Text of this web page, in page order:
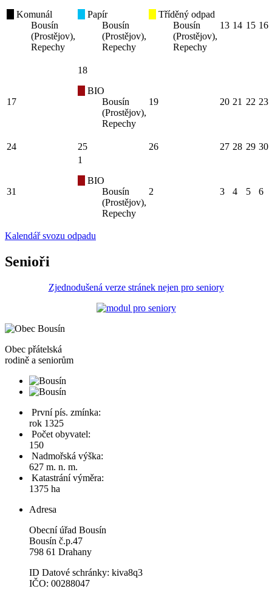
Komunál
Bousín
(Prostějov),
Repechy
Papír
Bousín
(Prostějov),
Repechy
Tříděný odpad
Bousín
(Prostějov),
Repechy
13 14 15 16
17
18
BIO
Bousín
(Prostějov),
Repechy
19 20 21 22 23
24 25 26 27 28 29 30
31
1
BIO
Bousín
(Prostějov),
Repechy
2 3 4 5 6
Kalendář svozu odpadu
Senioři
Zjednodušená verze stránek nejen pro seniory
Obec přátelská
rodině a seniorům
První pís. zmínka:
rok 1325
Počet obyvatel:
150
Nadmořská výška:
627 m. n. m.
Katastrání výměra:
1375 ha
Adresa
Obecní úřad Bousín
Bousín č.p.47
798 61 Drahany
ID Datové schránky: kiva8q3
IČO: 00288047